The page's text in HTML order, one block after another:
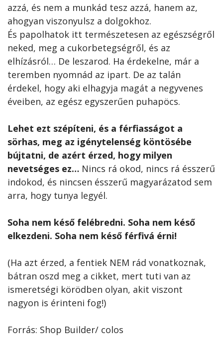
azzá, és nem a munkád tesz azzá, hanem az,
ahogyan viszonyulsz a dolgokhoz.
És papolhatok itt természetesen az egészségről
neked, meg a cukorbetegségről, és az
elhízásról… De leszarod. Ha érdekelne, már a
teremben nyomnád az ipart. De az talán
érdekel, hogy aki elhagyja magát a negyvenes
éveiben, az egész egyszerűen puhapöcs.
Lehet ezt szépíteni, és a férfiasságot a
sörhas, meg az igénytelenség köntösébe
bújtatni, de azért érzed, hogy milyen
nevetséges ez… Nincs rá okod, nincs rá ésszerű
indokod, és nincsen ésszerű magyarázatod sem
arra, hogy tunya legyél.
Soha nem késő felébredni. Soha nem késő
elkezdeni. Soha nem késő férfivá érni!
(Ha azt érzed, a fentiek NEM rád vonatkoznak,
bátran oszd meg a cikket, mert tuti van az
ismeretségi körödben olyan, akit viszont
nagyon is érinteni fog!)
Forrás: Shop Builder/ colos